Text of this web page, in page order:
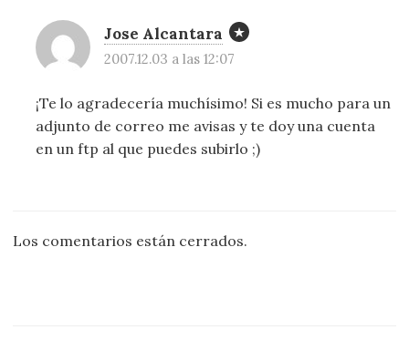
Jose Alcantara
2007.12.03 a las 12:07
¡Te lo agradecería muchísimo! Si es mucho para un
adjunto de correo me avisas y te doy una cuenta
en un ftp al que puedes subirlo ;)
Los comentarios están cerrados.